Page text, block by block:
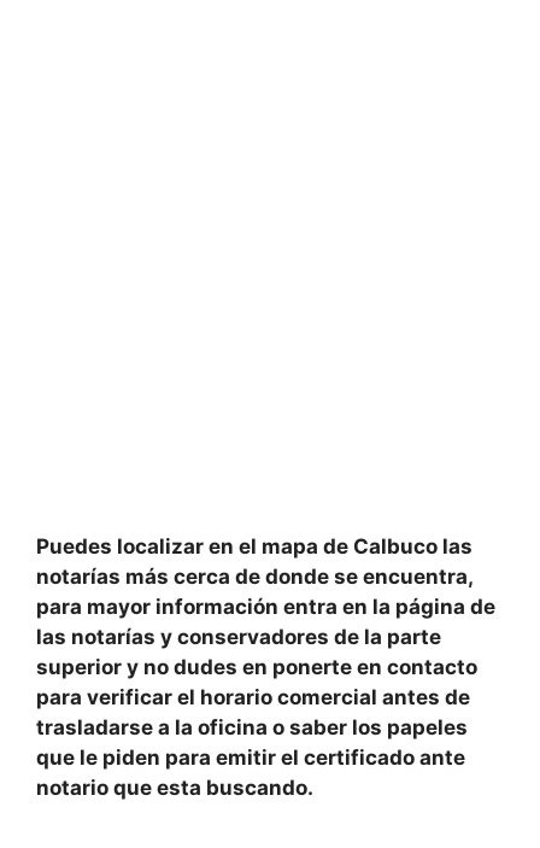
Puedes localizar en el mapa de Calbuco las
notarías más cerca de donde se encuentra,
para mayor información entra en la página de
las notarías y conservadores de la parte
superior y no dudes en ponerte en contacto
para verificar el horario comercial antes de
trasladarse a la oficina o saber los papeles
que le piden para emitir el certificado ante
notario que esta buscando.